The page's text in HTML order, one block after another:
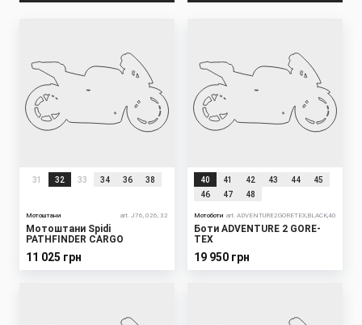
31 32 33 34 36 38
Мотоштани art. J76, 026, 32
Мотоштани Spidi
PATHFINDER CARGO
11 025 грн
40 41 42 43 44
45
46
47 48
Мотоботи art. ADVENTURE2GORETEX,BLACK,40
Боти ADVENTURE 2 GORE-
TEX
19 950 грн